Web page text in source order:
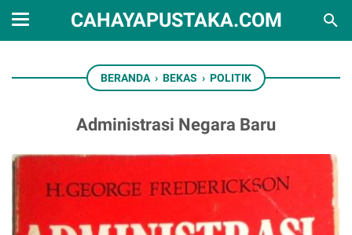
CAHAYAPUSTAKA.COM
BERANDA › BEKAS › POLITIK
Administrasi Negara Baru